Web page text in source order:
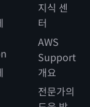
지식 센
터
AWS
Support
개요
전문가의